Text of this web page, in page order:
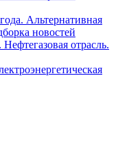
Альтернативная
новостей
отрасль.